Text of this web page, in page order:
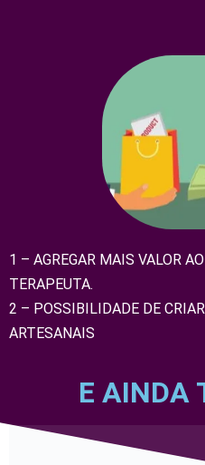
1 – AGREGAR MAIS VALOR
TERAPEUTA.
2 – POSSIBILIDADE DE
ARTESANAIS
E AINDA